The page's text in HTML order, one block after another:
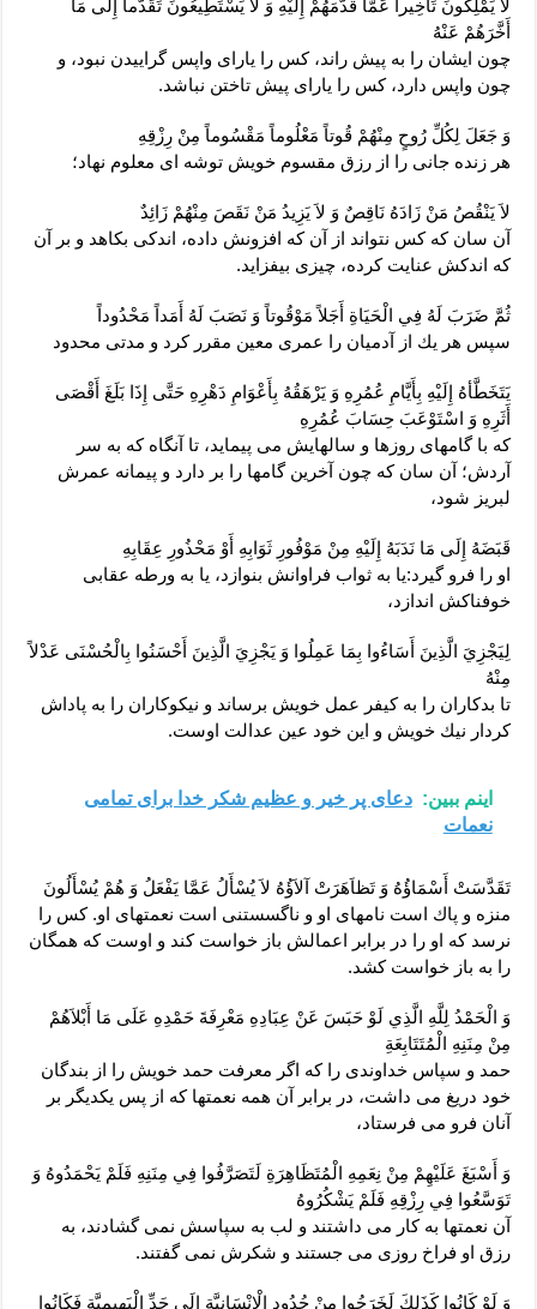
لاَ يَمْلِكُونَ تَأْخِيراً عَمَّا قَدَّمَهُمْ إِلَيْهِ وَ لاَ يَسْتَطِيعُونَ تَقَدُّماً إِلَى مَا
أَخَّرَهُمْ عَنْهُ‏
چون ايشان را به پيش راند، كس را ياراى واپس گراييدن نبود، و
چون واپس دارد، كس را ياراى پيش تاختن نباشد.
وَ جَعَلَ لِكُلِّ رُوحٍ مِنْهُمْ قُوتاً مَعْلُوماً مَقْسُوماً مِنْ رِزْقِهِ‏
هر زنده جانى را از رزق مقسوم خويش توشه ‏اى معلوم نهاد؛
لاَ يَنْقُصُ مَنْ زَادَهُ نَاقِصٌ وَ لاَ يَزِيدُ مَنْ نَقَصَ مِنْهُمْ زَائِدٌ
آن سان كه كس نتواند از آن كه افزونش داده، اندكى بكاهد و بر آن
كه اندكش عنايت كرده، چيزى بيفزايد.
ثُمَّ ضَرَبَ لَهُ فِي الْحَيَاةِ أَجَلاً مَوْقُوتاً وَ نَصَبَ لَهُ أَمَداً مَحْدُوداً
سپس هر يك از آدميان را عمرى معين مقرر كرد و مدتى محدود
يَتَخَطَّأهُ إِلَيْهِ بِأَيَّامِ عُمُرِهِ وَ يَرْهَقُهُ بِأَعْوَامِ دَهْرِهِ حَتَّى إِذَا بَلَغَ أَقْصَى
أَثَرِهِ وَ اسْتَوْعَبَ حِسَابَ عُمُرِهِ‏
كه با گامهاى روزها و سالهايش مى‏ پيمايد، تا آنگاه كه به سر
آردش؛ آن سان كه چون آخرين گامها را بر دارد و پيمانه عمرش
لبريز شود،
قَبَضَهُ إِلَى مَا نَدَبَهُ إِلَيْهِ مِنْ مَوْفُورِ ثَوَابِهِ أَوْ مَحْذُورِ عِقَابِهِ‏
او را فرو گيرد:يا به ثواب فراوانش بنوازد، يا به ورطه عقابى
خوفناكش اندازد،
لِيَجْزِيَ الَّذِينَ أَسَاءُوا بِمَا عَمِلُوا وَ يَجْزِيَ الَّذِينَ أَحْسَنُوا بِالْحُسْنَى عَدْلاً
مِنْهُ‏
تا بدكاران را به كيفر عمل خويش برساند و نيكوكاران را به پاداش
كردار نيك خويش و اين خود عين عدالت اوست.
اینم ببین: دعای پر خیر و عظیم شکر خدا برای تمامی
نعمات
تَقَدَّسَتْ أَسْمَاؤُهُ وَ تَظاَهَرَتْ آلاَؤُهُ لاَ يُسْأَلُ عَمَّا يَفْعَلُ وَ هُمْ يُسْأَلُونَ‏
منزه و پاك است نامهاى او و ناگسستنى است نعمتهاى او. كس را
نرسد كه او را در برابر اعمالش باز خواست كند و اوست كه همگان
را به باز خواست كشد.
وَ الْحَمْدُ لِلَّهِ الَّذِي لَوْ حَبَسَ عَنْ عِبَادِهِ مَعْرِفَةَ حَمْدِهِ عَلَى مَا أَبْلاَهُمْ
مِنْ مِنَنِهِ الْمُتَتَابِعَةِ
حمد و سپاس خداوندى را كه اگر معرفت حمد خويش را از بندگان
خود دريغ مى ‏داشت، در برابر آن همه نعمتها كه از پس يكديگر بر
آنان فرو مى ‏فرستاد،
وَ أَسْبَغَ عَلَيْهِمْ مِنْ نِعَمِهِ الْمُتَظَاهِرَةِ لَتَصَرَّفُوا فِي مِنَنِهِ فَلَمْ يَحْمَدُوهُ وَ
تَوَسَّعُوا فِي رِزْقِهِ فَلَمْ يَشْكُرُوهُ‏
آن نعمتها به كار مى ‏داشتند و لب به سپاسش نمى ‏گشادند، به
رزق او فراخ روزى مى‏ جستند و شكرش نمى ‏گفتند.
وَ لَوْ كَانُوا كَذَلِكَ لَخَرَجُوا مِنْ حُدُودِ الْإِنْسَانِيَّةِ إِلَى حَدِّ الْبَهِيمِيَّةِ فَكَانُوا